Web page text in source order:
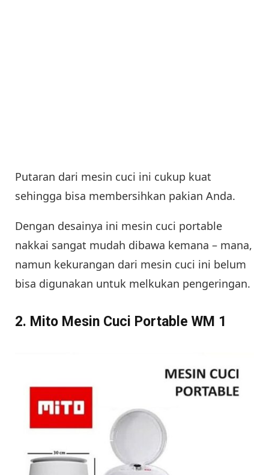
Putaran dari mesin cuci ini cukup kuat
sehingga bisa membersihkan pakian Anda.
Dengan desainya ini mesin cuci portable
nakkai sangat mudah dibawa kemana – mana,
namun kekurangan dari mesin cuci ini belum
bisa digunakan untuk melkukan pengeringan.
2. Mito Mesin Cuci Portable WM 1